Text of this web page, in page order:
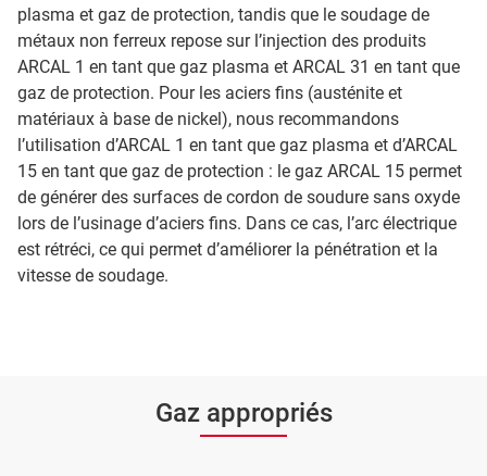
plasma et gaz de protection, tandis que le soudage de
métaux non ferreux repose sur l’injection des produits
ARCAL 1 en tant que gaz plasma et ARCAL 31 en tant que
gaz de protection. Pour les aciers fins (austénite et
matériaux à base de nickel), nous recommandons
l’utilisation d’ARCAL 1 en tant que gaz plasma et d’ARCAL
15 en tant que gaz de protection : le gaz ARCAL 15 permet
de générer des surfaces de cordon de soudure sans oxyde
lors de l’usinage d’aciers fins. Dans ce cas, l’arc électrique
est rétréci, ce qui permet d’améliorer la pénétration et la
vitesse de soudage.
Gaz appropriés